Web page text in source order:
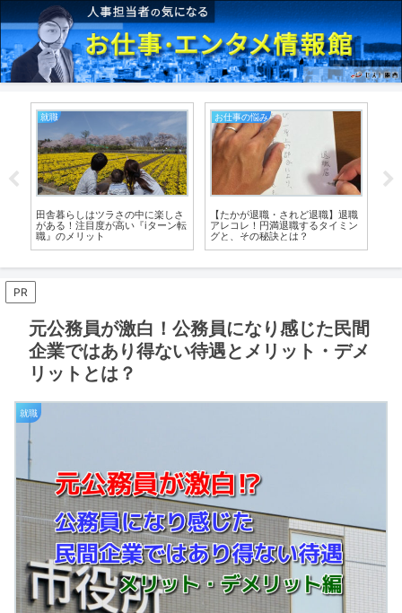
就職
田舎暮らしはツラさの中に楽しさ
がある！注目度が高い『ⅰターン転
職』のメリット
お仕事の悩み
【たかが退職・されど退職】退職
アレコレ！円満退職するタイミン
グと、その秘訣とは？
PR
元公務員が激白！公務員になり感じた民間
企業ではあり得ない待遇とメリット・デメ
リットとは？
就職